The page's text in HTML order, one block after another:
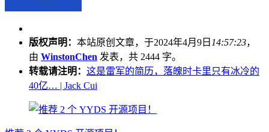
版权声明： 本站原创文章，于2024年4月9日 14:57:23，
由 WinstonChen 发表，共 2444 字。
转载请注明： 这是雷军的简历，落魄时卡里只有冰冷的
40亿… | Jack Cui